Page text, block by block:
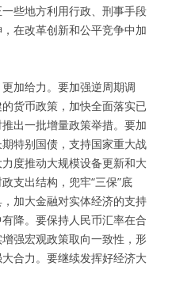
些地方利用行政、刑事手段
在改革创新和公平竞争中加
加给力。要加强逆周期调
货币政策，加快全面落实已
出一批增量政策举措。要加
特别国债，支持国家重大战
度推动大规模设备更新和大
支出结构，兜牢“三保”底
加大金融对实体经济的支持
降。要保持人民币汇率在合
强宏观政策取向一致性，形
合力。要继续发挥好经济大